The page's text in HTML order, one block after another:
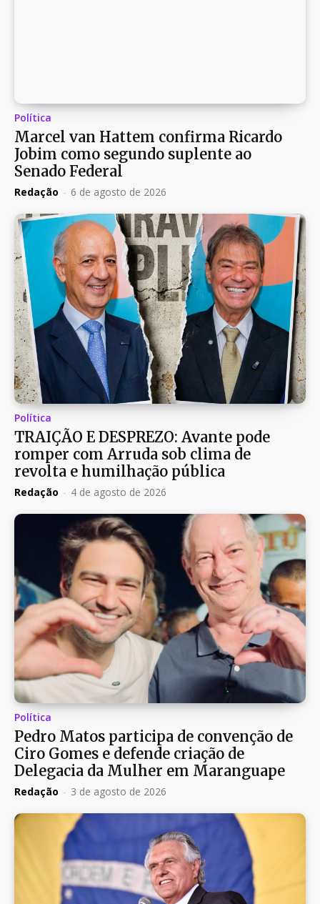
Política
Marcel van Hattem confirma Ricardo
Jobim como segundo suplente ao
Senado Federal
Redação - 6 de agosto de 2026
Política
TRAIÇÃO E DESPREZO: Avante pode
romper com Arruda sob clima de
revolta e humilhação pública
Redação - 4 de agosto de 2026
Política
Pedro Matos participa de convenção de
Ciro Gomes e defende criação de
Delegacia da Mulher em Maranguape
Redação - 3 de agosto de 2026